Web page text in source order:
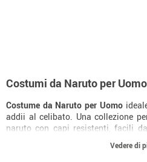
Costumi da Naruto per Uomo
Costume da Naruto per Uomo
addii al celibato. Una collezione
naruto con capi resistenti, facili
Vedere di